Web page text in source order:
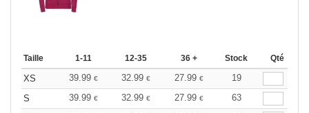
Taille 1-11 12-35 36 + Stock Qté
XS 39.99 € 32.99 € 27.99 €
19
S
39.99 € 32.99 € 27.99 €
63